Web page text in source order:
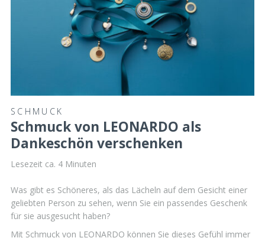
SCHMUCK
Schmuck von LEONARDO als
Dankeschön verschenken
Lesezeit ca. 4 Minuten
Was gibt es Schöneres, als das Lächeln auf dem Gesicht einer
geliebten Person zu sehen, wenn Sie ein passendes Geschenk
für sie ausgesucht haben?
Mit Schmuck von LEONARDO können Sie dieses Gefühl immer